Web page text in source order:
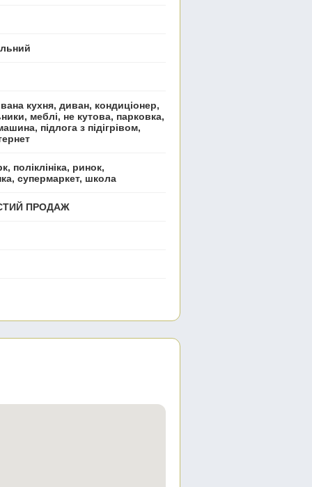
кухня, диван, кондиціонер,
меблі, не кутова, парковка,
підлога з підігрівом,
поліклініка, ринок,
супермаркет, школа
ПРОДАЖ